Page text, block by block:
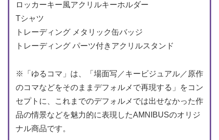
ロッカーキー風アクリルキーホルダー
Tシャツ
トレーディング メタリック缶バッジ
トレーディング パーツ付きアクリルスタンド
※「ゆるコマ」は、「場面写／キービジュアル／原作
のコマなどをそのままデフォルメで再現する」をコン
セプトに、これまでのデフォルメでは出せなかった作
品の情景などを魅力的に表現したAMNIBUSのオリジ
ナル商品です。